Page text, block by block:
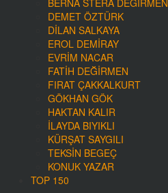
BERNA STERA DEĞIRMEN
DEMET ÖZTÜRK
DILAN SALKAYA
EROL DEMIRAY
EVRIM NACAR
FATIH DEĞIRMEN
FIRAT ÇAKKALKURT
GÖKHAN GÖK
HAKTAN KALIR
İLAYDA BIYIKLI
KÜRŞAT SAYGILI
TEKSIN BEGEÇ
KONUK YAZAR
TOP 150